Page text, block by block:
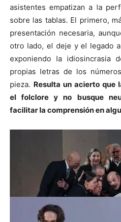
asistentes empatizan a la
sobre las tablas. El primero,
presentación necesaria,
otro lado, el deje y el legado
exponiendo la idiosincrasia
propias letras de los
pieza. Resulta un acierto que
el folclore y no busque
facilitar la comprensión en